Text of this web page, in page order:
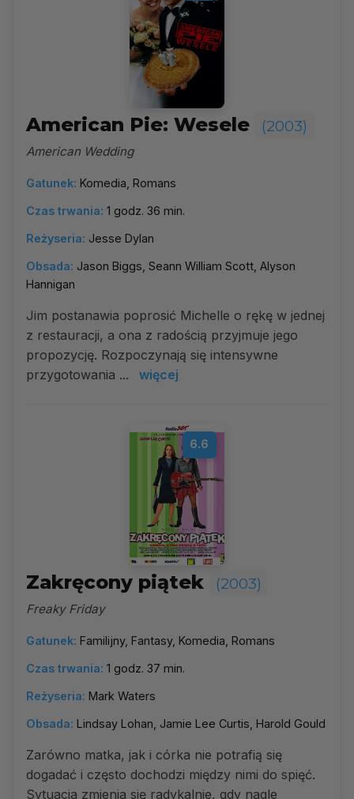
American Pie: Wesele (2003)
American Wedding
Gatunek: Komedia, Romans
Czas trwania: 1 godz. 36 min.
Reżyseria: Jesse Dylan
Obsada: Jason Biggs, Seann William Scott, Alyson
Hannigan
Jim postanawia poprosić Michelle o rękę w jednej
z restauracji, a ona z radością przyjmuje jego
propozycję. Rozpoczynają się intensywne
przygotowania ...
więcej
6.6
Zakręcony piątek (2003)
Freaky Friday
Gatunek: Familijny, Fantasy, Komedia, Romans
Czas trwania: 1 godz. 37 min.
Reżyseria: Mark Waters
Obsada: Lindsay Lohan, Jamie Lee Curtis, Harold Gould
Zarówno matka, jak i córka nie potrafią się
dogadać i często dochodzi między nimi do spięć.
Sytuacja zmienia się radykalnie, gdy nagle